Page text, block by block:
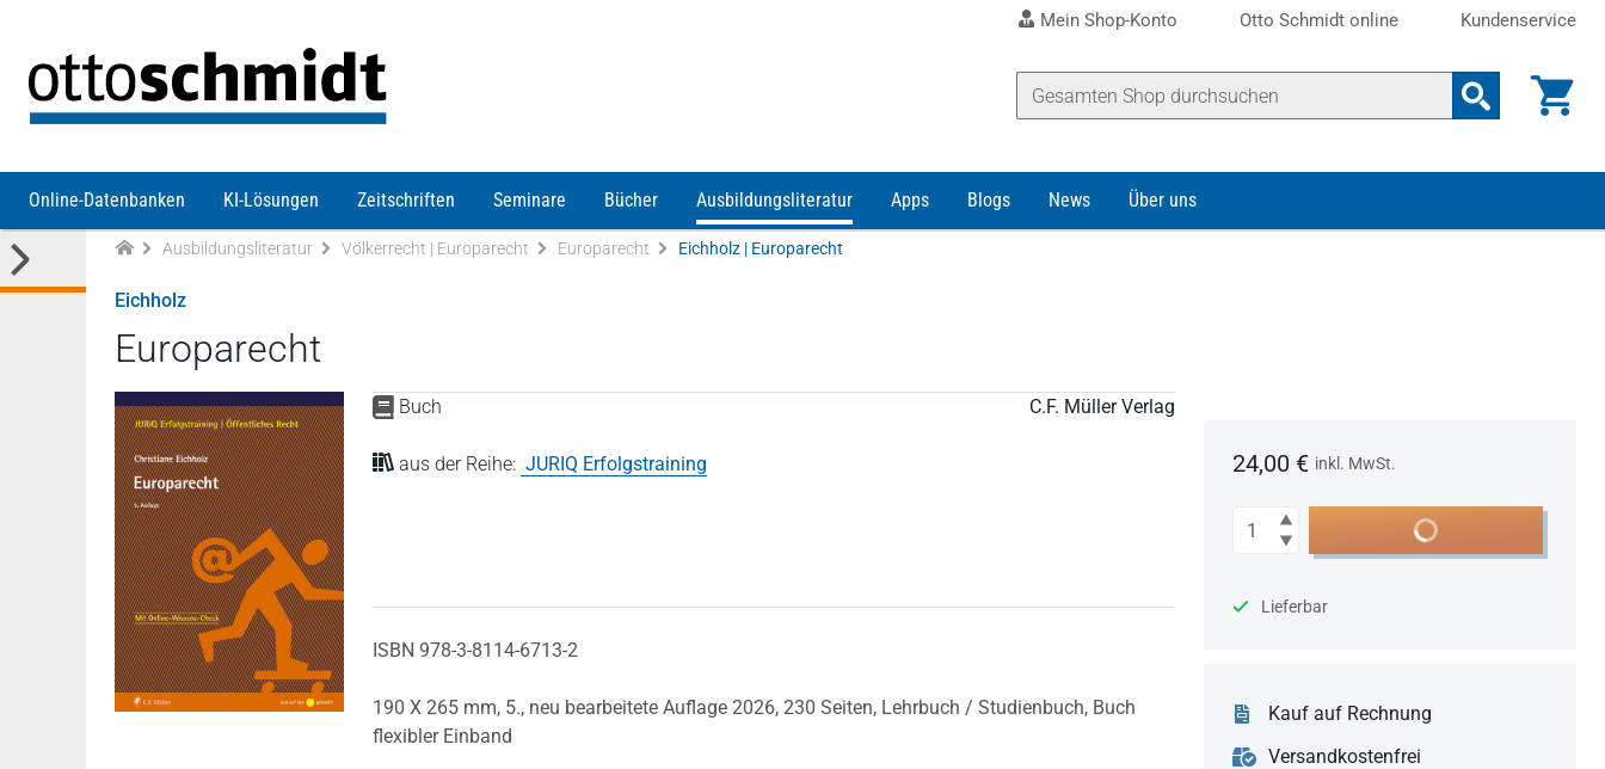
Mein Shop-Konto Otto Schmidt online Kundenservice
Online-Datenbanken KI-Lösungen Zeitschriften Seminare Bücher Ausbildungsliteratur Apps Blogs News Über uns
Ausbildungsliteratur Völkerrecht | Europarecht Europarecht Eichholz | Europarecht
Eichholz
Europarecht
Buch C.F. Müller Verlag
aus der Reihe: JURIQ Erfolgstraining
ISBN 978-3-8114-6713-2
190 X 265 mm, 5., neu bearbeitete Auflage 2026, 230 Seiten, Lehrbuch / Studienbuch, Buch
flexibler Einband
24,00 € inkl. MwSt.
Anzahl In den Warenkorb
Lieferbar
Kauf auf Rechnung
Versandkostenfrei